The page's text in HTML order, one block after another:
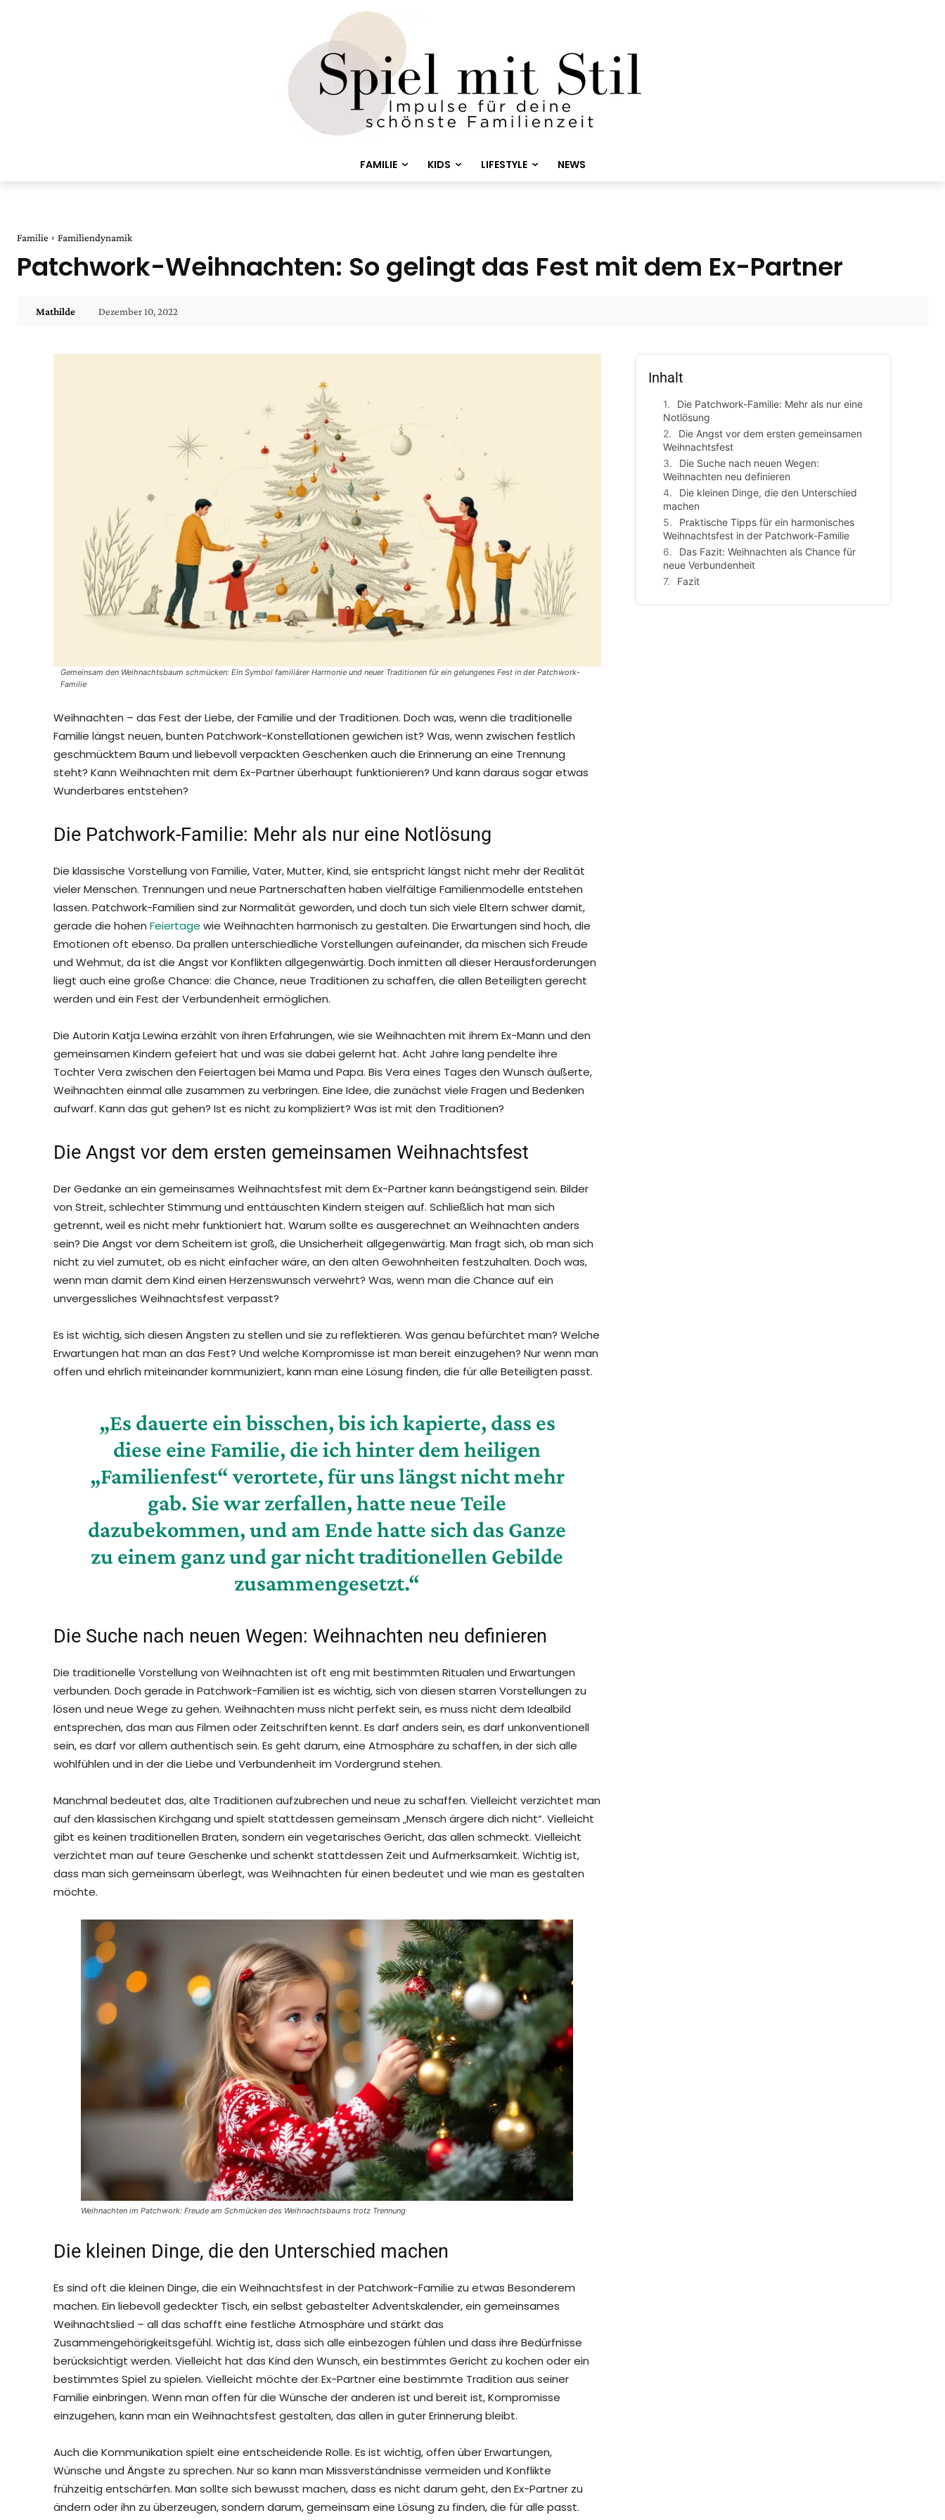
FAMILIE KIDS LIFESTYLE NEWS
Familie Familiendynamik
Patchwork-Weihnachten: So gelingt das Fest mit dem Ex-Partner
Mathilde Dezember 10, 2022
Gemeinsam den Weihnachtsbaum schmücken: Ein Symbol familiärer Harmonie und neuer Traditionen für ein gelungenes Fest in der Patchwork-
Familie
Weihnachten – das Fest der Liebe, der Familie und der Traditionen. Doch was, wenn die traditionelle
Familie längst neuen, bunten Patchwork-Konstellationen gewichen ist? Was, wenn zwischen festlich
geschmücktem Baum und liebevoll verpackten Geschenken auch die Erinnerung an eine Trennung
steht? Kann Weihnachten mit dem Ex-Partner überhaupt funktionieren? Und kann daraus sogar etwas
Wunderbares entstehen?
Die Patchwork-Familie: Mehr als nur eine Notlösung
Die klassische Vorstellung von Familie, Vater, Mutter, Kind, sie entspricht längst nicht mehr der Realität
vieler Menschen. Trennungen und neue Partnerschaften haben vielfältige Familienmodelle entstehen
lassen. Patchwork-Familien sind zur Normalität geworden, und doch tun sich viele Eltern schwer damit,
gerade die hohen Feiertage wie Weihnachten harmonisch zu gestalten. Die Erwartungen sind hoch, die
Emotionen oft ebenso. Da prallen unterschiedliche Vorstellungen aufeinander, da mischen sich Freude
und Wehmut, da ist die Angst vor Konflikten allgegenwärtig. Doch inmitten all dieser Herausforderungen
liegt auch eine große Chance: die Chance, neue Traditionen zu schaffen, die allen Beteiligten gerecht
werden und ein Fest der Verbundenheit ermöglichen.
Die Autorin Katja Lewina erzählt von ihren Erfahrungen, wie sie Weihnachten mit ihrem Ex-Mann und den
gemeinsamen Kindern gefeiert hat und was sie dabei gelernt hat. Acht Jahre lang pendelte ihre
Tochter Vera zwischen den Feiertagen bei Mama und Papa. Bis Vera eines Tages den Wunsch äußerte,
Weihnachten einmal alle zusammen zu verbringen. Eine Idee, die zunächst viele Fragen und Bedenken
aufwarf. Kann das gut gehen? Ist es nicht zu kompliziert? Was ist mit den Traditionen?
Die Angst vor dem ersten gemeinsamen Weihnachtsfest
Der Gedanke an ein gemeinsames Weihnachtsfest mit dem Ex-Partner kann beängstigend sein. Bilder
von Streit, schlechter Stimmung und enttäuschten Kindern steigen auf. Schließlich hat man sich
getrennt, weil es nicht mehr funktioniert hat. Warum sollte es ausgerechnet an Weihnachten anders
sein? Die Angst vor dem Scheitern ist groß, die Unsicherheit allgegenwärtig. Man fragt sich, ob man sich
nicht zu viel zumutet, ob es nicht einfacher wäre, an den alten Gewohnheiten festzuhalten. Doch was,
wenn man damit dem Kind einen Herzenswunsch verwehrt? Was, wenn man die Chance auf ein
unvergessliches Weihnachtsfest verpasst?
Es ist wichtig, sich diesen Ängsten zu stellen und sie zu reflektieren. Was genau befürchtet man? Welche
Erwartungen hat man an das Fest? Und welche Kompromisse ist man bereit einzugehen? Nur wenn man
offen und ehrlich miteinander kommuniziert, kann man eine Lösung finden, die für alle Beteiligten passt.
„Es dauerte ein bisschen, bis ich kapierte, dass es
diese eine Familie, die ich hinter dem heiligen
„Familienfest“ verortete, für uns längst nicht mehr
gab. Sie war zerfallen, hatte neue Teile
dazubekommen, und am Ende hatte sich das Ganze
zu einem ganz und gar nicht traditionellen Gebilde
zusammengesetzt.“
Die Suche nach neuen Wegen: Weihnachten neu definieren
Die traditionelle Vorstellung von Weihnachten ist oft eng mit bestimmten Ritualen und Erwartungen
verbunden. Doch gerade in Patchwork-Familien ist es wichtig, sich von diesen starren Vorstellungen zu
lösen und neue Wege zu gehen. Weihnachten muss nicht perfekt sein, es muss nicht dem Idealbild
entsprechen, das man aus Filmen oder Zeitschriften kennt. Es darf anders sein, es darf unkonventionell
sein, es darf vor allem authentisch sein. Es geht darum, eine Atmosphäre zu schaffen, in der sich alle
wohlfühlen und in der die Liebe und Verbundenheit im Vordergrund stehen.
Manchmal bedeutet das, alte Traditionen aufzubrechen und neue zu schaffen. Vielleicht verzichtet man
auf den klassischen Kirchgang und spielt stattdessen gemeinsam „Mensch ärgere dich nicht“. Vielleicht
gibt es keinen traditionellen Braten, sondern ein vegetarisches Gericht, das allen schmeckt. Vielleicht
verzichtet man auf teure Geschenke und schenkt stattdessen Zeit und Aufmerksamkeit. Wichtig ist,
dass man sich gemeinsam überlegt, was Weihnachten für einen bedeutet und wie man es gestalten
möchte.
Weihnachten im Patchwork: Freude am Schmücken des Weihnachtsbaums trotz Trennung
Die kleinen Dinge, die den Unterschied machen
Es sind oft die kleinen Dinge, die ein Weihnachtsfest in der Patchwork-Familie zu etwas Besonderem
machen. Ein liebevoll gedeckter Tisch, ein selbst gebastelter Adventskalender, ein gemeinsames
Weihnachtslied – all das schafft eine festliche Atmosphäre und stärkt das
Zusammengehörigkeitsgefühl. Wichtig ist, dass sich alle einbezogen fühlen und dass ihre Bedürfnisse
berücksichtigt werden. Vielleicht hat das Kind den Wunsch, ein bestimmtes Gericht zu kochen oder ein
bestimmtes Spiel zu spielen. Vielleicht möchte der Ex-Partner eine bestimmte Tradition aus seiner
Familie einbringen. Wenn man offen für die Wünsche der anderen ist und bereit ist, Kompromisse
einzugehen, kann man ein Weihnachtsfest gestalten, das allen in guter Erinnerung bleibt.
Auch die Kommunikation spielt eine entscheidende Rolle. Es ist wichtig, offen über Erwartungen,
Wünsche und Ängste zu sprechen. Nur so kann man Missverständnisse vermeiden und Konflikte
frühzeitig entschärfen. Man sollte sich bewusst machen, dass es nicht darum geht, den Ex-Partner zu
ändern oder ihn zu überzeugen, sondern darum, gemeinsam eine Lösung zu finden, die für alle passt.
Inhalt
Die Patchwork-Familie: Mehr als nur eine
Notlösung
Die Angst vor dem ersten gemeinsamen
Weihnachtsfest
Die Suche nach neuen Wegen:
Weihnachten neu definieren
Die kleinen Dinge, die den Unterschied
machen
Praktische Tipps für ein harmonisches
Weihnachtsfest in der Patchwork-Familie
Das Fazit: Weihnachten als Chance für
neue Verbundenheit
Fazit